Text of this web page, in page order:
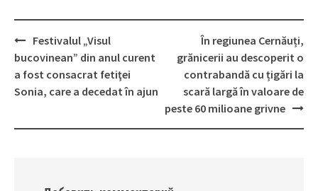
Post
navigation
Festivalul „Visul
bucovinean” din anul curent
a fost consacrat fetiţei
Sonia, care a decedat în ajun
În regiunea Cernăuți,
grănicerii au descoperit o
contrabandă cu țigări la
scară largă în valoare de
peste 60 milioane grivne